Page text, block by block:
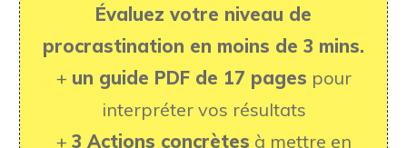
Évaluez votre niveau de
procrastination en moins de 3 mins.
+ un guide PDF de 17 pages pour
interpréter vos résultats
+ 3 Actions concrètes à mettre en